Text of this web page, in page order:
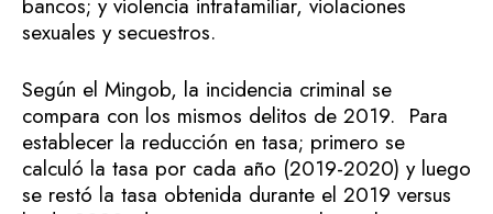
sexuales y secuestros.
Según el Mingob, la incidencia criminal se
compara con los mismos delitos de 2019. Para
establecer la reducción en tasa; primero se
calculó la tasa por cada año (2019-2020) y luego
se restó la tasa obtenida durante el 2019 versus